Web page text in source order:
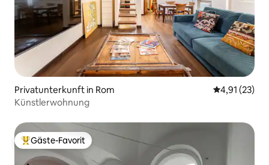
Privatunterkunft in Rom
4,91 (23)
Künstlerwohnung
Beliebter Gäste-Favorit.
Gäste-Favorit